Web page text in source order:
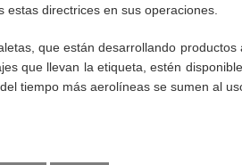
estas directrices en sus operaciones.
que están desarrollando
que llevan la etiqueta, estén
tiempo más aerolíneas se sumen al